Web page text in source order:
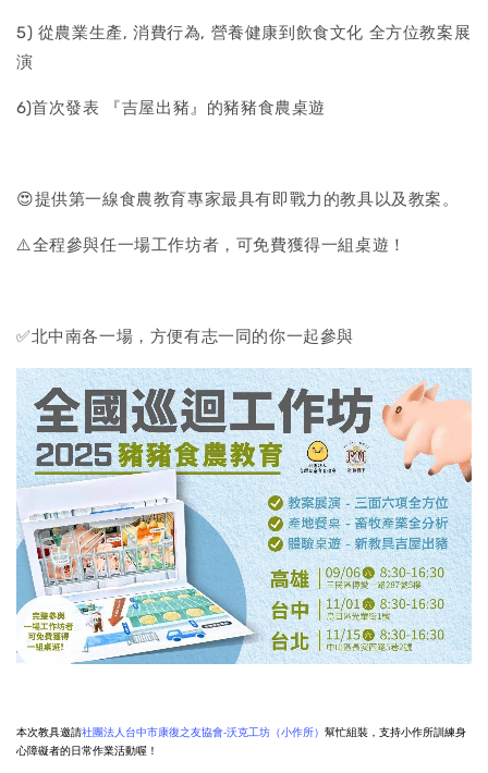
5) 從農業生產, 消費行為, 營養健康到飲食文化 全方位教案展
演
6)首次發表 『吉屋出豬』的豬豬食農桌遊
😍提供第一線食農教育專家最具有即戰力的教具以及教案。
⚠️全程參與任一場工作坊者，可免費獲得一組桌遊！
✅北中南各一場，方便有志一同的你一起參與
本次教具邀請社團法人台中市康復之友協會-沃克工坊 （小作所） 幫忙組裝，支持小作所訓練身
心障礙者的日常作業活動喔！